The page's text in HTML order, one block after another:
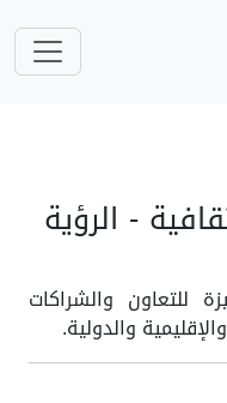
- الرؤية
للتعاون والشراكات
والدولية.